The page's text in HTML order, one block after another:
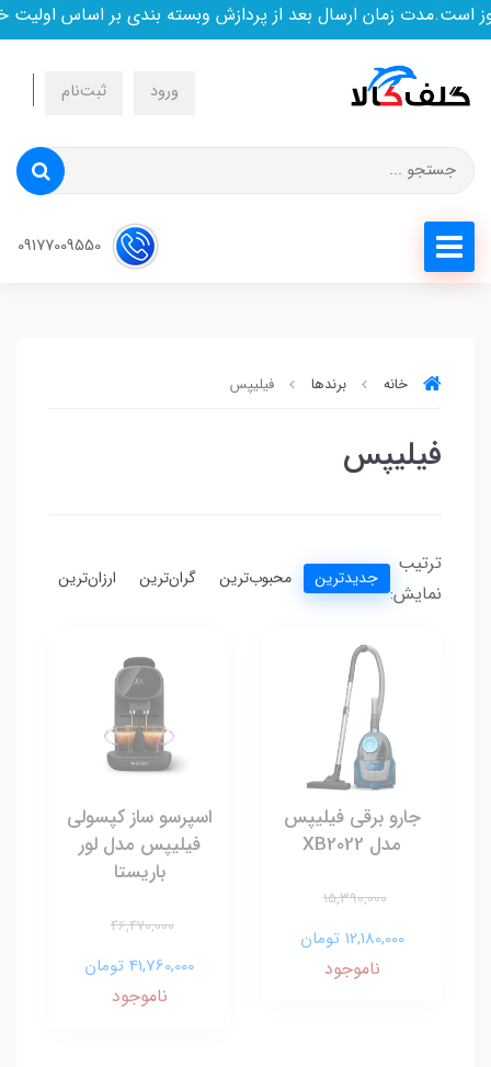
زمان ارسال بعد از پردازش وبسته بندی بر اساس اولیت
ورود ثبت‌نام
خانه برندها فیلیپس
فیلیپس
ترتیب
نمایش:
جدیدترین محبوب‌ترین گران‌ترین ارزان‌ترین
جارو برقی فیلیپس
مدل XB2022
15,390,000
12,180,000 تومان
ناموجود
اسپرسو ساز کپسولی
فیلیپس مدل لور
باریستا
46,470,000
41,760,000 تومان
ناموجود